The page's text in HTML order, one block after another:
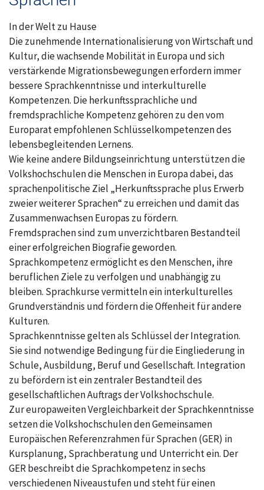
In der Welt zu Hause
Die zunehmende Internationalisierung von Wirtschaft und
Kultur, die wachsende Mobilität in Europa und sich
verstärkende Migrationsbewegungen erfordern immer
bessere Sprachkenntnisse und interkulturelle
Kompetenzen. Die herkunftssprachliche und
fremdsprachliche Kompetenz gehören zu den vom
Europarat empfohlenen Schlüsselkompetenzen des
lebensbegleitenden Lernens.
Wie keine andere Bildungseinrichtung unterstützen die
Volkshochschulen die Menschen in Europa dabei, das
sprachenpolitische Ziel „Herkunftssprache plus Erwerb
zweier weiterer Sprachen“ zu erreichen und damit das
Zusammenwachsen Europas zu fördern.
Fremdsprachen sind zum unverzichtbaren Bestandteil
einer erfolgreichen Biografie geworden.
Sprachkompetenz ermöglicht es den Menschen, ihre
beruflichen Ziele zu verfolgen und unabhängig zu
bleiben. Sprachkurse vermitteln ein interkulturelles
Grundverständnis und fördern die Offenheit für andere
Kulturen.
Sprachkenntnisse gelten als Schlüssel der Integration.
Sie sind notwendige Bedingung für die Eingliederung in
Schule, Ausbildung, Beruf und Gesellschaft. Integration
zu befördern ist ein zentraler Bestandteil des
gesellschaftlichen Auftrags der Volkshochschule.
Zur europaweiten Vergleichbarkeit der Sprachkenntnisse
setzen die Volkshochschulen den Gemeinsamen
Europäischen Referenzrahmen für Sprachen (GER) in
Kursplanung, Sprachberatung und Unterricht ein. Der
GER beschreibt die Sprachkompetenz in sechs
verschiedenen Niveaustufen und steht für einen
Oberthal
Ostertal
Geschäftsstelle
Theley
Tholey
Urexweiler